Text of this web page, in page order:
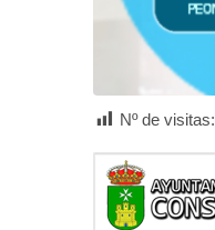
Nº de visitas: